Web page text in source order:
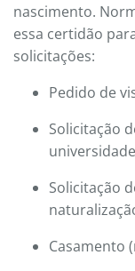
nascimento.
essa certidão
solicitações:
Pedido de
Solicitação
Solicitação
Casamento